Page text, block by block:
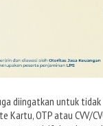
diingatkan untuk
Kartu, OTP atau CVV/